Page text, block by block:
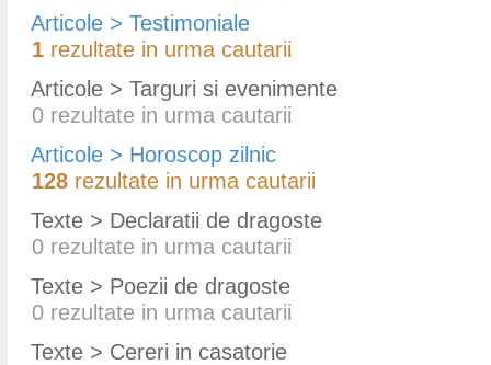
Articole > Testimoniale
1 rezultate in urma cautarii
Articole > Targuri si evenimente
0 rezultate in urma cautarii
Articole > Horoscop zilnic
128 rezultate in urma cautarii
Texte > Declaratii de dragoste
0 rezultate in urma cautarii
Texte > Poezii de dragoste
0 rezultate in urma cautarii
Texte > Cereri in casatorie